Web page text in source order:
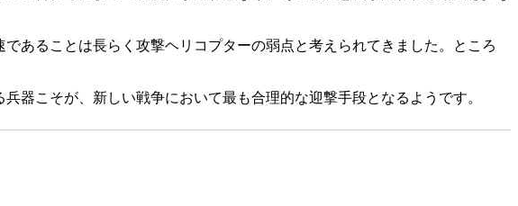
あることは長らく攻撃ヘリコプターの弱点と考えられてきました。ところ
こそが、新しい戦争において最も合理的な迎撃手段となるようです。